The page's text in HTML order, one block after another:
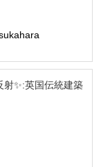
射✨:英国伝統建築